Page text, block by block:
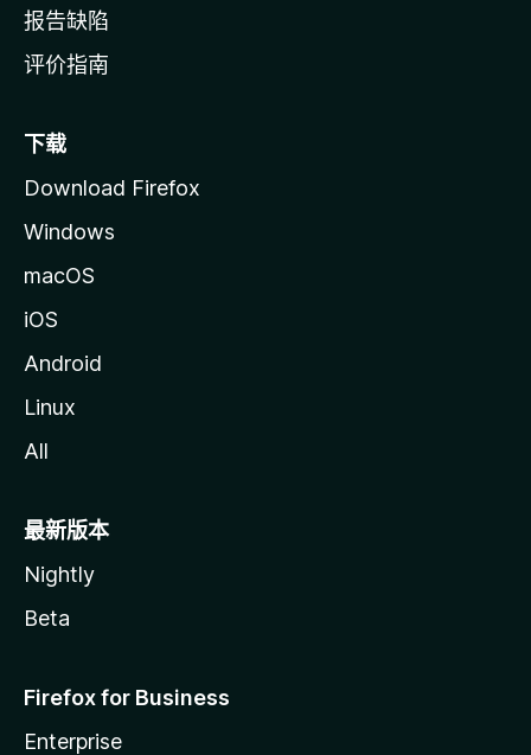
报告缺陷
评价指南
下载
Download Firefox
Windows
macOS
iOS
Android
Linux
All
最新版本
Nightly
Beta
Firefox for Business
Enterprise